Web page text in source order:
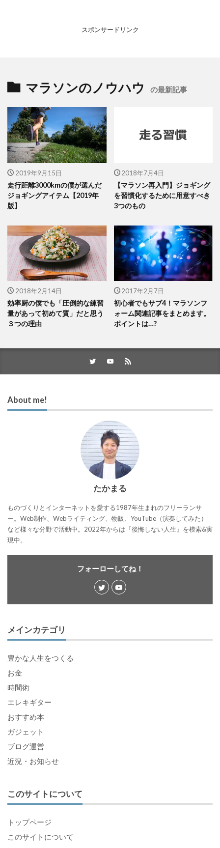
スポンサードリンク
マラソンのノウハウ の最新記事
2019年9月15日
走行距離3000kmの僕が選んだ
ジョギングアイテム【2019年
版】
2018年7月4日
【マラソン再入門】ジョギング
を習慣化するために用意すべき
3つのもの
2018年2月14日
効率厨の僕でも「圧倒的な練習
量があって初めて質」だと思う
３つの理由
2017年2月7日
初心者でもサブ4！マラソンフ
ォーム関連記事をまとめます。
ポイントは…?
About me!
たかまる
ものづくりとインターネットを愛する1987年生まれのフリーランサ
ー。Web制作、Webライティング、物販、YouTube（演奏してみた）
など様々な分野で活動中。2022年からは『後悔しない人生』を模索&実
現中。
フォーローしてね！
メインカテゴリ
豊かな人生をつくる
お金
時間術
エレキギター
おすすめ本
ガジェット
ブログ運営
近況・お知らせ
このサイトについて
トップページ
このサイトについて